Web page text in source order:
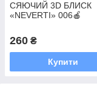
СЯЮЧИЙ 3D БЛИСК
«NEVERTI» 006🍎⠀
260 ₴
Купити